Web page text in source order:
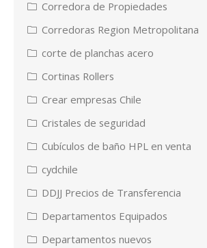
Corredora de Propiedades
Corredoras Region Metropolitana
corte de planchas acero
Cortinas Rollers
Crear empresas Chile
Cristales de seguridad
Cubículos de baño HPL en venta
cydchile
DDJJ Precios de Transferencia
Departamentos Equipados
Departamentos nuevos